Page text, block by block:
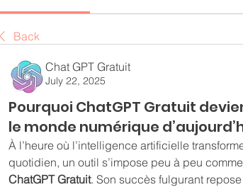
Back
Chat GPT Gratuit
July 22, 2025
Pourquoi ChatGPT Gratuit
le monde numérique
À l’heure où l’intelligence artificielle
ChatGPT Gratuit. Son succès fulgurant